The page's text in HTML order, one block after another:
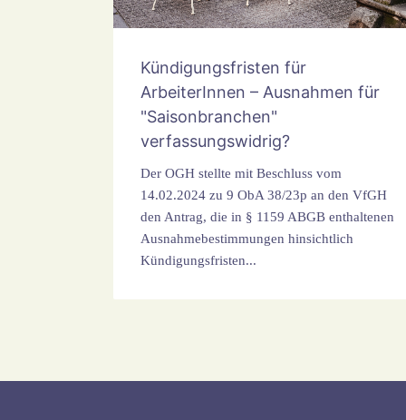
Kündigungsfristen für
ArbeiterInnen – Ausnahmen für
"Saisonbranchen"
verfassungswidrig?
Der OGH stellte mit Beschluss vom
14.02.2024 zu 9 ObA 38/23p an den VfGH
den Antrag, die in § 1159 ABGB enthaltenen
Ausnahmebestimmungen hinsichtlich
Kündigungsfristen...